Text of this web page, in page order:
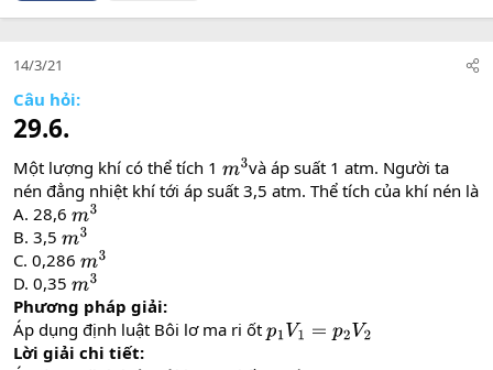
14/3/21
Câu hỏi:
29.6.
Một lượng khí có thể tích 1 m3và áp suất 1 atm. Người ta
nén đẳng nhiệt khí tới áp suất 3,5 atm. Thể tích của khí nén là
A. 28,6 m3
B. 3,5 m3
C. 0,286 m3
D. 0,35 m3
Phương pháp giải:
Áp dụng định luật Bôi lơ ma ri ốt p1 V1 =p 2V2
Lời giải chi tiết: